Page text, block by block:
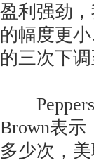
盈利强劲
的幅度更
的三次下
Brown表示
多少次，